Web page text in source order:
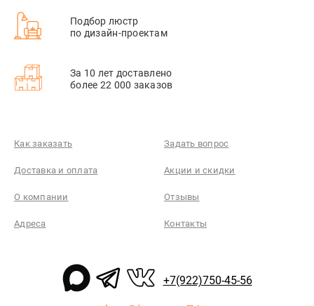
Подбор люстр
по дизайн-проектам
За 10 лет доставлено
более 22 000 заказов
Как заказать Задать вопрос
Доставка и оплата Акции и скидки
О компании Отзывы
Адреса Контакты
+7(922)750-45-56